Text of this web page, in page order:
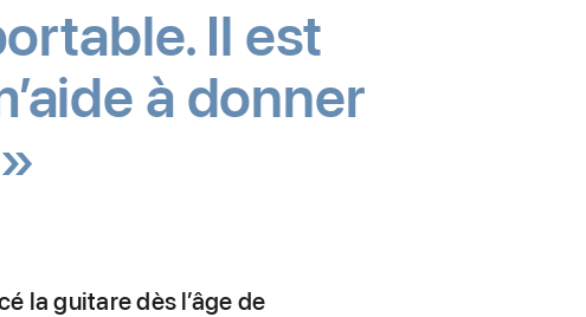
Il est
à donner
la guitare dès l’âge de